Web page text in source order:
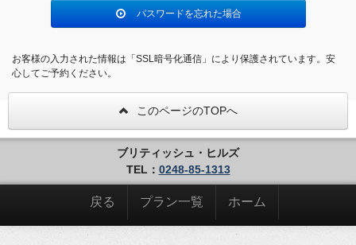
パスワードを忘れた場合
お客様の入力された情報は「SSL暗号化通信」により保護されています。安
心してご予約ください。
このページのTOPへ
ブリティッシュ・ヒルズ
TEL： 0248-85-1313
戻る プラン一覧 ホーム